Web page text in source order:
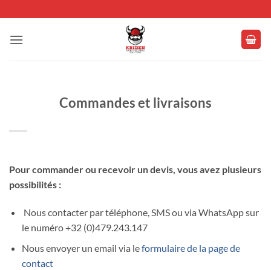
au
contenu
Commandes et livraisons
Pour commander ou recevoir un devis, vous avez plusieurs
possibilités :
Nous contacter par téléphone, SMS ou via WhatsApp sur
le numéro +32 (0)479.243.147
Nous envoyer un email via leformulaire de la page de
contact